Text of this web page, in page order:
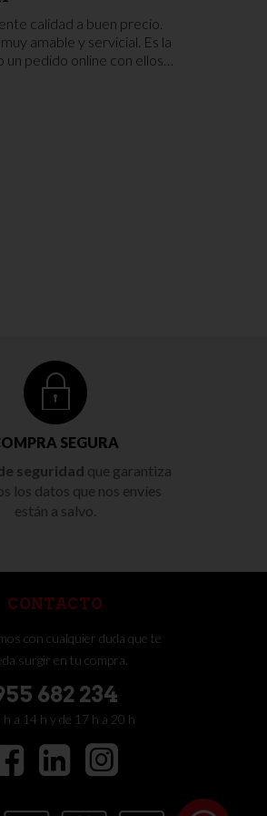
amable y servicial. Es la
pedido online con ellos y
SEGURA
seguridad que garantiza
los datos que nos envíes
están a salvo.
CONTACTO
con cualquier duda que te
surgir en tu compra.
682 234
h a 14 h y de 17 h a 20 h